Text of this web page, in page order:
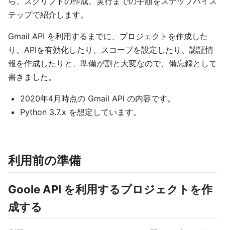
テップで紹介します。
Gmail API を利用するまでに、プロジェクトを作成した
り、APIを有効化したり、スコープを設定したり、認証情
報を作成したりと、準備が割と大変なので、備忘録として
書きました。
2020年4月時点の Gmail API の内容です。
Python 3.7.x を想定しています。
利用前の準備
Goole API を利用するプロジェクトを作
成する